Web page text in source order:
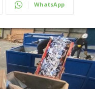
WhatsApp